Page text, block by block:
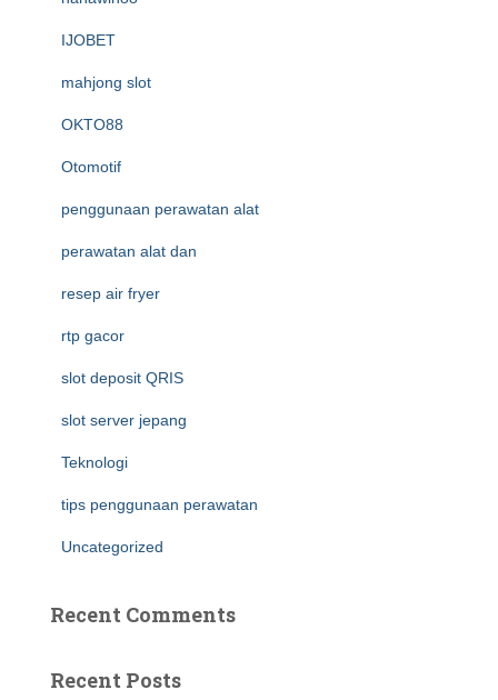
IJOBET
mahjong slot
OKTO88
Otomotif
penggunaan perawatan alat
perawatan alat dan
resep air fryer
rtp gacor
slot deposit QRIS
slot server jepang
Teknologi
tips penggunaan perawatan
Uncategorized
Recent Comments
Recent Posts